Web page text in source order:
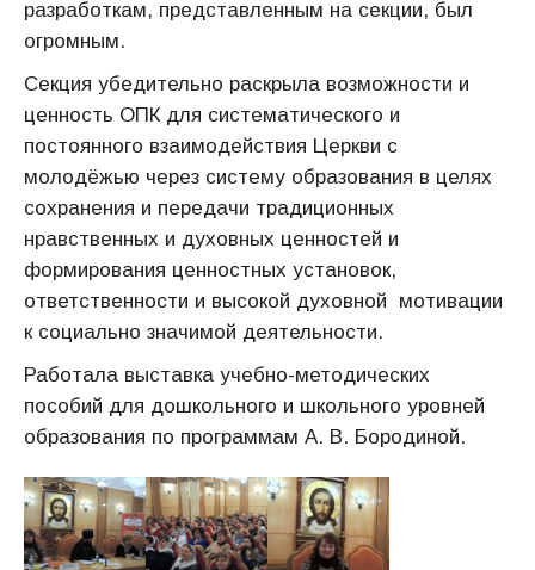
разработкам, представленным на секции, был
огромным.
Секция убедительно раскрыла возможности и
ценность ОПК для систематического и
постоянного взаимодействия Церкви с
молодёжью через систему образования в целях
сохранения и передачи традиционных
нравственных и духовных ценностей и
формирования ценностных установок,
ответственности и высокой духовной мотивации
к социально значимой деятельности.
Работала выставка учебно-методических
пособий для дошкольного и школьного уровней
образования по программам А. В. Бородиной.